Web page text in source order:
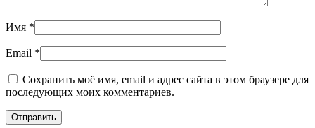
Имя *
Email *
Сохранить моё имя, email и адрес сайта в этом браузере для
последующих моих комментариев.